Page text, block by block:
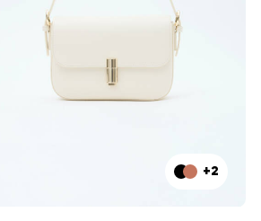
+2